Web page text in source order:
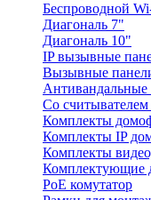
Беспроводной
Диагональ 7"
Диагональ 10"
IP вызывные
Вызывные
Антивандальные
Со считывателем
Комплекты
Комплекты IP
Комплекты
Комплектующие
PoE комутатор